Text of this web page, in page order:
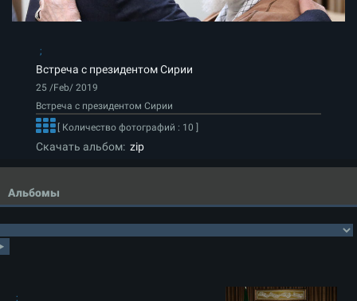
Встреча с президентом Сирии
25 /Feb/ 2019
Встреча с президентом Сирии
[ Количество фотографий : 10 ]
Скачать альбом: zip
Альбомы